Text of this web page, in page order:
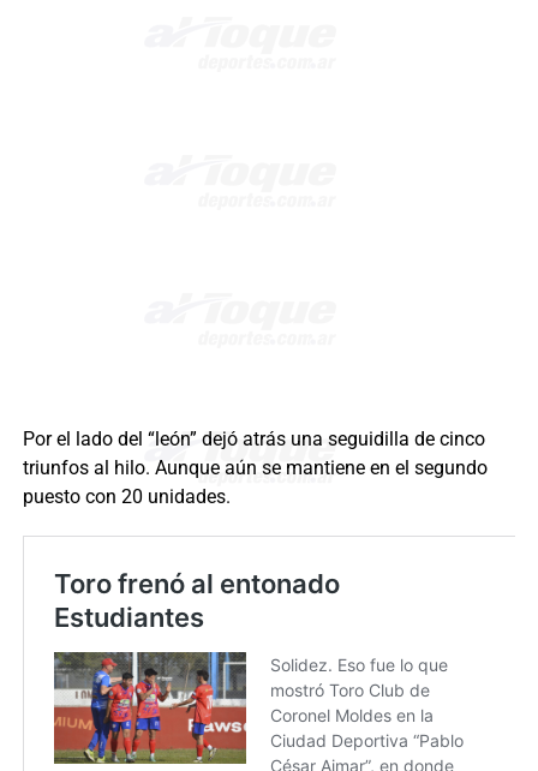
Por el lado del “león” dejó atrás una seguidilla de cinco
triunfos al hilo. Aunque aún se mantiene en el segundo
puesto con 20 unidades.